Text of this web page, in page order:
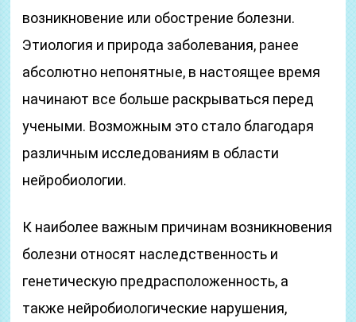
возникновение или обострение болезни.
Этиология и природа заболевания, ранее
абсолютно непонятные, в настоящее время
начинают все больше раскрываться перед
учеными. Возможным это стало благодаря
различным исследованиям в области
нейробиологии.
К наиболее важным причинам возникновения
болезни относят наследственность и
генетическую предрасположенность, а
также нейробиологические нарушения,